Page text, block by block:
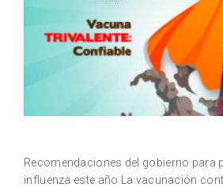
Recomendaciones del gobierno para
influenza este año La vacunación